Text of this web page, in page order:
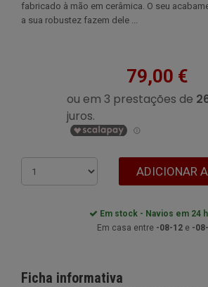
fabricado à mão em cerâmica. O seu
a sua robustez fazem dele ...
79,00 €
ADICIONAR
Em stock - Navios em 24
Em casa entre -08-12e -
Ficha informativa